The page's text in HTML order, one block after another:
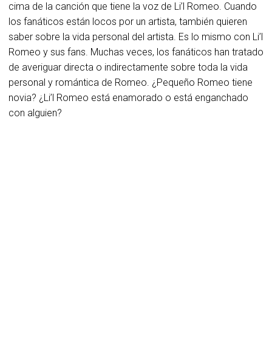
cima de la canción que tiene la voz de Li’l Romeo. Cuando
los fanáticos están locos por un artista, también quieren
saber sobre la vida personal del artista. Es lo mismo con Li’l
Romeo y sus fans. Muchas veces, los fanáticos han tratado
de averiguar directa o indirectamente sobre toda la vida
personal y romántica de Romeo. ¿Pequeño Romeo tiene
novia? ¿Li’l Romeo está enamorado o está enganchado
con alguien?